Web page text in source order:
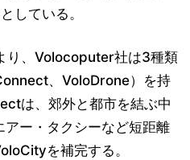
している。
、Volocoputer社は3種類
、VoloDrone）を持
は、郊外と都市を結ぶ中
ー・タクシーなど短距離
を補完する。